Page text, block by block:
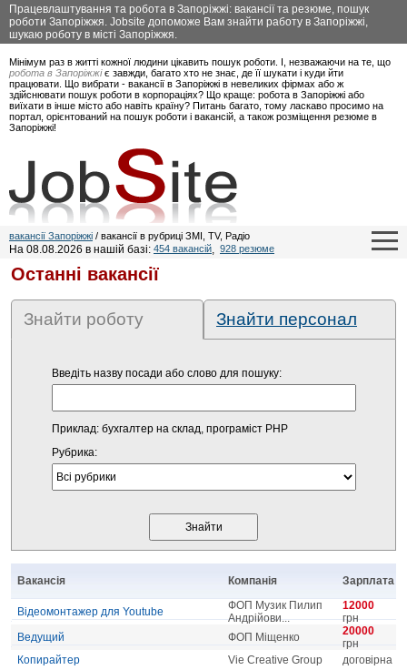
Працевлаштування та робота в Запоріжжі: вакансії та резюме, пошук
роботи Запоріжжя. Jobsite допоможе Вам знайти работу в Запоріжжі,
шукаю роботу в місті Запоріжжя.
Мінімум раз в житті кожної людини цікавить пошук роботи. І, незважаючи на те, що
робота в Запоріжжіє завжди, багато хто не знає, де її шукати і куди йти
працювати. Що вибрати - вакансії в Запоріжжі в невеликих фірмах або ж
здійснювати пошук роботи в корпораціях? Що краще: робота в Запоріжжі або
виїхати в інше місто або навіть країну? Питань багато, тому ласкаво просимо на
портал, орієнтований на пошук роботи і вакансій, а також розміщення резюме в
Запоріжжі!
вакансії Запоріжжі / вакансії в рубриці ЗМІ, TV, Радіо
На 08.08.2026 в нашій базі: 454 вакансій, 928 резюме
Останні вакансії
Знайти роботу Знайти персонал
Введіть назву посади або слово для пошуку:
Приклад: бухгалтер на склад, програміст PHP
Рубрика:
Вакансія Компанія Зарплата
Відеомонтажер для Youtube
ФОП Музик Пилип
Андрійови...
12000
грн
Ведущий
ФОП Міщенко
20000
грн
Копирайтер
Vie Creative Group
договірна